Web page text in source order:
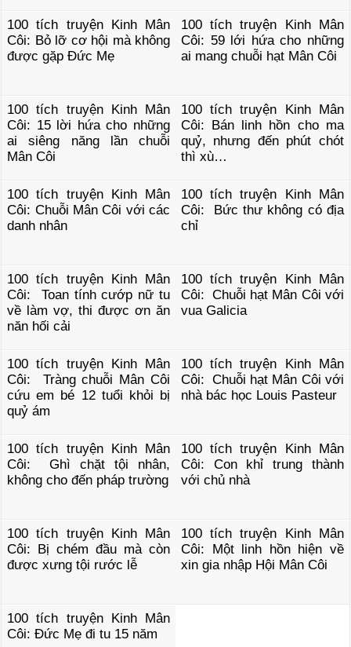
100 tích truyện Kinh Mân
Côi: Bỏ lỡ cơ hội mà không
được gặp Đức Mẹ
100 tích truyện Kinh Mân
Côi: 59 lới hứa cho những
ai mang chuỗi hạt Mân Côi
100 tích truyện Kinh Mân
Côi: 15 lời hứa cho những
ai siêng năng lần chuỗi
Mân Côi
100 tích truyện Kinh Mân
Côi: Bán linh hồn cho ma
quỷ, nhưng đến phút chót
thì xù…
100 tích truyện Kinh Mân
Côi: Chuỗi Mân Côi với các
danh nhân
100 tích truyện Kinh Mân
Côi: Bức thư không có địa
chỉ
100 tích truyện Kinh Mân
Côi: Toan tính cướp nữ tu
về làm vợ, thi được ơn ăn
năn hối cải
100 tích truyện Kinh Mân
Côi: Chuỗi hạt Mân Côi với
vua Galicia
100 tích truyện Kinh Mân
Côi: Tràng chuỗi Mân Côi
cứu em bé 12 tuổi khỏi bị
quỷ ám
100 tích truyện Kinh Mân
Côi: Chuỗi hạt Mân Côi với
nhà bác học Louis Pasteur
100 tích truyện Kinh Mân
Côi: Ghì chặt tội nhân,
không cho đến pháp trường
100 tích truyện Kinh Mân
Côi: Con khỉ trung thành
với chủ nhà
100 tích truyện Kinh Mân
Côi: Bị chém đầu mà còn
được xưng tội rước lễ
100 tích truyện Kinh Mân
Côi: Một linh hồn hiện về
xin gia nhập Hội Mân Côi
100 tích truyện Kinh Mân
Côi: Đức Mẹ đi tu 15 năm